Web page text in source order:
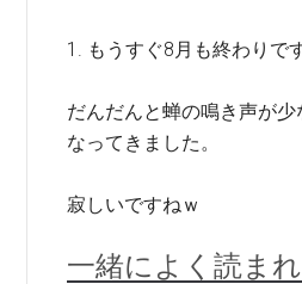
1. もうすぐ8月も終わりで
だんだんと蝉の鳴き声が少
なってきました。
寂しいですねｗ
一緒によく読ま